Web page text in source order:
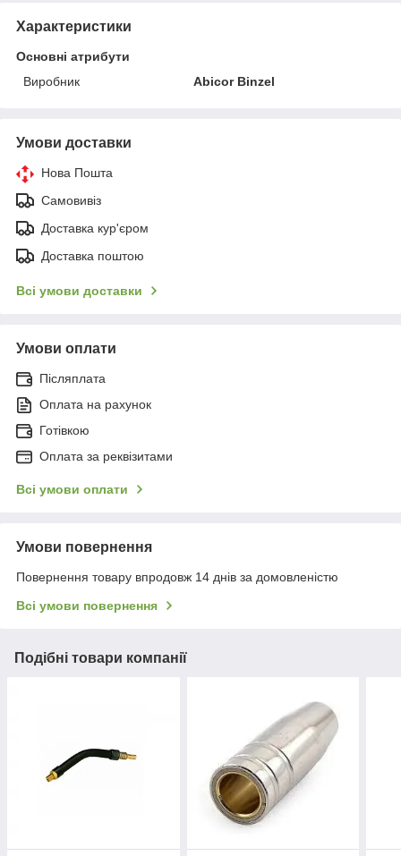
Характеристики
Основні атрибути
Виробник
Abicor Binzel
Умови доставки
Нова Пошта
Самовивіз
Доставка кур'єром
Доставка поштою
Всі умови доставки
Умови оплати
Післяплата
Оплата на рахунок
Готівкою
Оплата за реквізитами
Всі умови оплати
Умови повернення
Повернення товару впродовж 14 днів за домовленістю
Всі умови повернення
Подібні товари компанії